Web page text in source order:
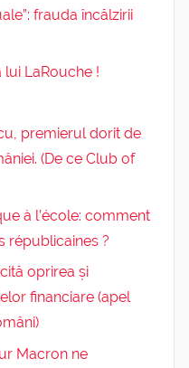
frauda încălzirii
LaRouche !
premierul dorit de
(De ce Club of
à l’école: comment
républicaines ?
oprirea și
financiare (apel
Macron ne